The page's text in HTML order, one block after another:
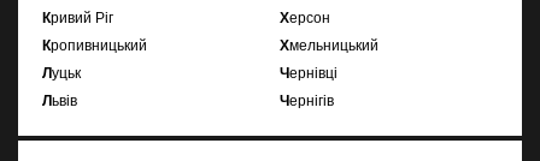
Кривий Ріг
Кропивницький
Луцьк
Львів
Херсон
Хмельницький
Чернівці
Чернігів